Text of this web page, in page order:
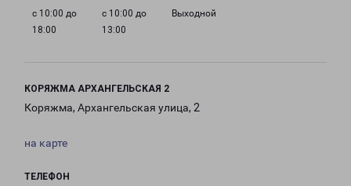
с 10:00 до
18:00
с 10:00 до
13:00
Выходной
КОРЯЖМА АРХАНГЕЛЬСКАЯ 2
Коряжма, Архангельская улица, 2
на карте
ТЕЛЕФОН